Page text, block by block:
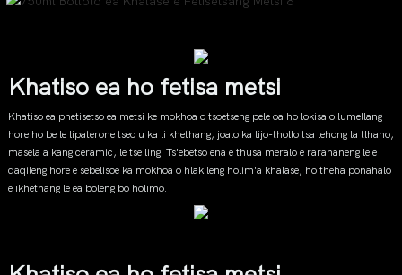
Khatiso ea ho fetisa metsi
Khatiso ea phetisetso ea metsi ke mokhoa o tsoetseng pele oa ho lokisa o lumellang
hore ho be le lipaterone tseo u ka li khethang, joalo ka lijo-thollo tsa lehong la tlhaho,
masela a kang ceramic, le tse ling. Ts'ebetso ena e thusa meralo e rarahaneng le e
qaqileng hore e sebelisoe ka mokhoa o hlakileng holim'a khalase, ho theha ponahalo
e ikhethang le ea boleng bo holimo.